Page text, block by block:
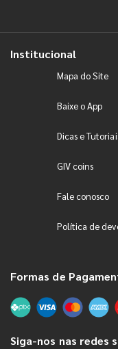
Institucional
Mapa do Site
Baixe o App
Dicas e
GIV coins
Fale conosco
Política de
Formas de
Siga-nos nas redes